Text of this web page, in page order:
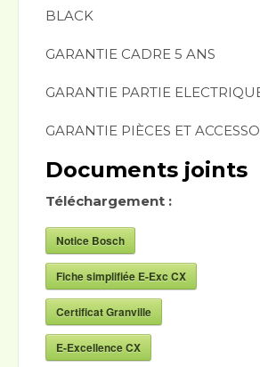
BLACK
​GARANTIE CADRE 5 ANS
GARANTIE PARTIE
GARANTIE PIÈCES ET
Documents joints
Téléchargement :
Notice Bosch
Fiche simplifiée E-Exc CX
Certificat Granville
E-Excellence CX